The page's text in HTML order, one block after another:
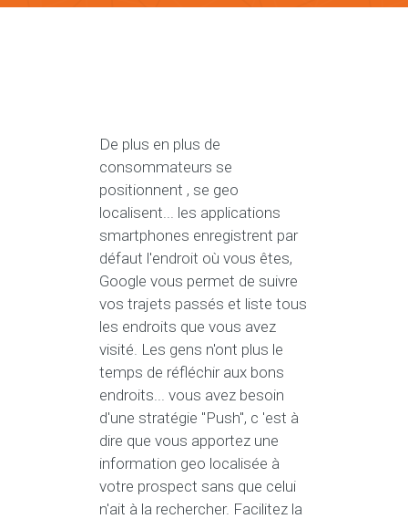
De plus en plus de
consommateurs se
positionnent , se geo
localisent... les applications
smartphones enregistrent par
défaut l'endroit où vous êtes,
Google vous permet de suivre
vos trajets passés et liste tous
les endroits que vous avez
visité. Les gens n'ont plus le
temps de réfléchir aux bons
endroits... vous avez besoin
d'une stratégie "Push", c 'est à
dire que vous apportez une
information geo localisée à
votre prospect sans que celui
n'ait à la rechercher. Facilitez la